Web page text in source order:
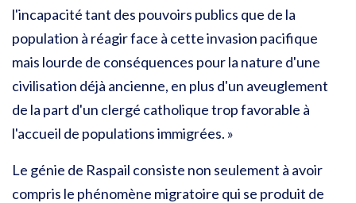
l'incapacité tant des pouvoirs publics que de la
population à réagir face à cette invasion pacifique
mais lourde de conséquences pour la nature d'une
civilisation déjà ancienne, en plus d'un aveuglement
de la part d'un clergé catholique trop favorable à
l'accueil de populations immigrées. »
Le génie de Raspail consiste non seulement à avoir
compris le phénomène migratoire qui se produit de